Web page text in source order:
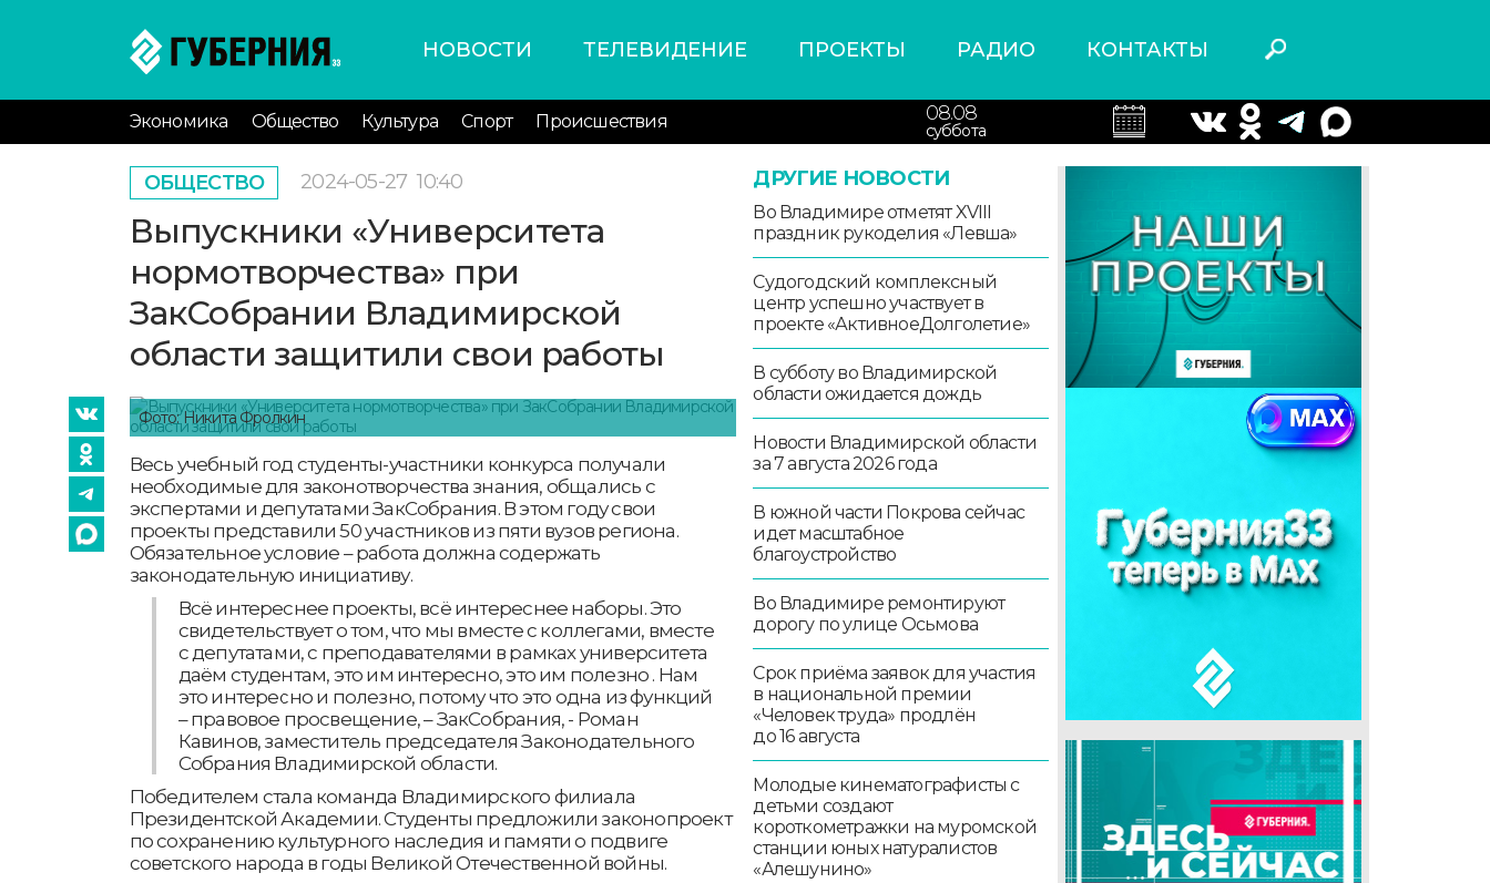
НОВОСТИ ТЕЛЕВИДЕНИЕ ПРОЕКТЫ РАДИО КОНТАКТЫ
Экономика Общество Культура Спорт Происшествия 08.08
суббота
ОБЩЕСТВО 2024-05-27 10:40
Выпускники «Университета
нормотворчества» при
ЗакСобрании Владимирской
области защитили свои работы
Фото: Никита Фролкин
Весь учебный год студенты-участники конкурса получали
необходимые для законотворчества знания, общались с
экспертами и депутатами ЗакСобрания. В этом году свои
проекты представили 50 участников из пяти вузов региона.
Обязательное условие – работа должна содержать
законодательную инициативу.
Всё интереснее проекты, всё интереснее наборы. Это
свидетельствует о том, что мы вместе с коллегами, вместе
с депутатами, с преподавателями в рамках университета
даём студентам, это им интересно, это им полезно . Нам
это интересно и полезно, потому что это одна из функций
– правовое просвещение, – ЗакСобрания, - Роман
Кавинов, заместитель председателя Законодательного
Собрания Владимирской области.
Победителем стала команда Владимирского филиала
Президентской Академии. Студенты предложили законопроект
по сохранению культурного наследия и памяти о подвиге
советского народа в годы Великой Отечественной войны.
ДРУГИЕ НОВОСТИ
Во Владимире отметят XVIII
праздник рукоделия «Левша»
Судогодский комплексный
центр успешно участвует в
проекте «АктивноеДолголетие»
В субботу во Владимирской
области ожидается дождь
Новости Владимирской области
за 7 августа 2026 года
В южной части Покрова сейчас
идет масштабное
благоустройство
Во Владимире ремонтируют
дорогу по улице Осьмова
Срок приёма заявок для участия
в национальной премии
«Человек труда» продлён
до 16 августа
Молодые кинематографисты с
детьми создают
короткометражки на муромской
станции юных натуралистов
«Алешунино»